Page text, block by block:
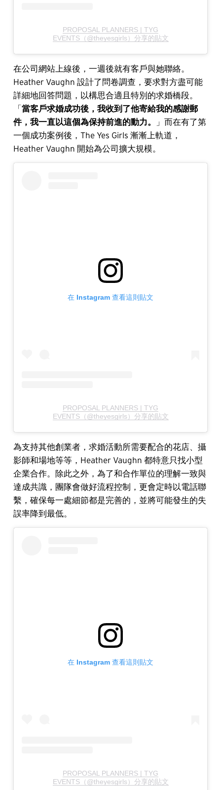
PROPOSAL PLANNERS | TYG
EVENTS（@theyesgirls）分享的貼文
在公司網站上線後，一週後就有客戶與她聯絡。
Heather Vaughn 設計了問卷調查，要求對方盡可能
詳細地回答問題，以構思合適且特別的求婚橋段。
「當客戶求婚成功後，我收到了他寄給我的感謝郵
件，我一直以這個為保持前進的動力。
」而在有了第
一個成功案例後，The Yes Girls 漸漸上軌道，
Heather Vaughn 開始為公司擴大規模。
在 Instagram 查看這則貼文
PROPOSAL PLANNERS | TYG
EVENTS（@theyesgirls）分享的貼文
為支持其他創業者，求婚活動所需要配合的花店、攝
影師和場地等等，Heather Vaughn 都特意只找小型
企業合作。除此之外，為了和合作單位的理解一致與
達成共識，團隊會做好流程控制，更會定時以電話聯
繫，確保每一處細節都是完善的，並將可能發生的失
誤率降到最低。
在 Instagram 查看這則貼文
PROPOSAL PLANNERS | TYG
EVENTS（@theyesgirls）分享的貼文